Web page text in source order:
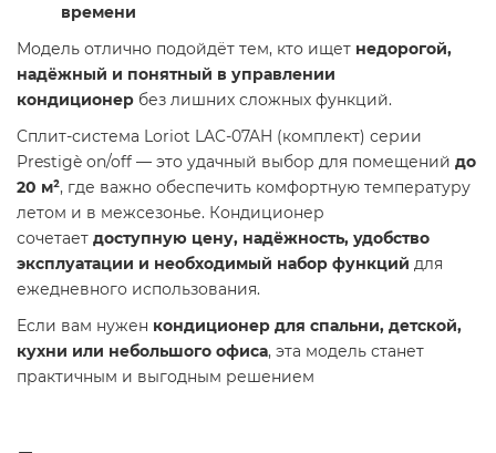
времени
Модель отлично подойдёт тем, кто ищет недорогой,
надёжный и понятный в управлении
кондиционер без лишних сложных функций.
Cплит-система Loriot LAC-07AH (комплект) серии
Prestigè on/off — это удачный выбор для помещений до
20 м², где важно обеспечить комфортную температуру
летом и в межсезонье. Кондиционер
сочетает доступную цену, надёжность, удобство
эксплуатации и необходимый набор функций для
ежедневного использования.
Если вам нужен кондиционер для спальни, детской,
кухни или небольшого офиса, эта модель станет
практичным и выгодным решением